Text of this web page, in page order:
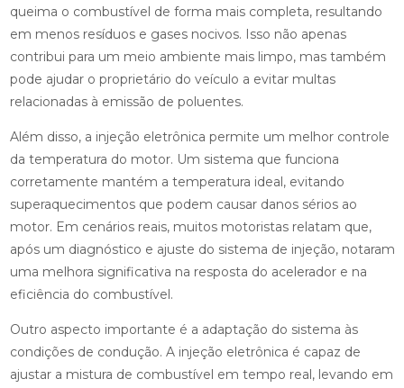
queima o combustível de forma mais completa, resultando
em menos resíduos e gases nocivos. Isso não apenas
contribui para um meio ambiente mais limpo, mas também
pode ajudar o proprietário do veículo a evitar multas
relacionadas à emissão de poluentes.
Além disso, a injeção eletrônica permite um melhor controle
da temperatura do motor. Um sistema que funciona
corretamente mantém a temperatura ideal, evitando
superaquecimentos que podem causar danos sérios ao
motor. Em cenários reais, muitos motoristas relatam que,
após um diagnóstico e ajuste do sistema de injeção, notaram
uma melhora significativa na resposta do acelerador e na
eficiência do combustível.
Outro aspecto importante é a adaptação do sistema às
condições de condução. A injeção eletrônica é capaz de
ajustar a mistura de combustível em tempo real, levando em